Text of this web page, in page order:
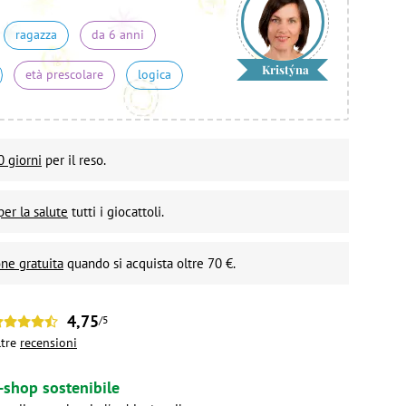
ragazza da 6 anni
età prescolare logica Kristýna
giorni per il reso.
la salute tutti i giocattoli.
gratuita quando si acquista oltre 70 €.
4,75/5
recensioni
shop sostenibile